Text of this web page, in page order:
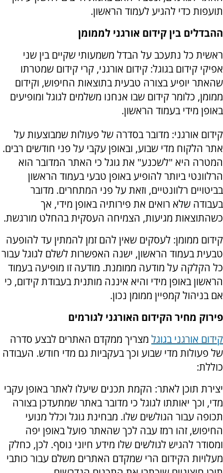
תועפות כדי להגיע לעמוד הראשון.
ההבדלים בין קידום אורגני לממומן
ראשית כל נתעכב על הבדל משמעותי שקיים בין שני
אפיקי קידום בגוגל: קידום אורגני, קרי קידום שמטרתו
שהאתר יופיע בצורה טבעית בתוצאות החיפוש, וקידום
ממומן, כלומר קידום שבו אנחנו משלמים לגוגל ומופיעים
באופן מידי בעמוד הראשון.
קידום אורגני: מדובר בסדרה של פעולות שמבוצעות על
אתר הלקוח מדי שבוע, ובאופן עקבי על פני חודשים רבים.
המטרה היא "לשכנע" את גוגל כי האתר המדובר הוא
הרלוונטי ביותר להופיע באופן טבעי בעמוד הראשון
בביטויים רלוונטיים, וזאת על פני המתחרים. מדובר
בעבודה שלא רואים את פירותיה באופן מידי, אך
כשהתוצאות מגיעות, הצמיחה העסקית בהחלט מורגשת.
קידום ממומן: לעסקים שאין להם זמן להמתין עד להופעה
טבעית בעמוד הראשון, ישנה האפשרות לשלם לגוגל עבור
כל הקלקה על מודעה ממומנת. מודעה זו מופיעה בעמוד
הראשון באופן מידי והיא איננה מותנית בעבודת קידום, כי
אם בניהול קמפיין ממומן נכון.
פירוק מחיר הקידום האורגני לגורמים
קידום אורגני בגוגל מצריך ממקדם האתרים לבצע סדרה
של פעולות מדי שבוע וכך בעקביות גם מדי חודש. העבודה
כוללת:
יצירת תוכן לאתר: הקמת תכנים שיעלו לאתר באופן עקבי
מדי, וכך יאותתו לגוגל כי מדובר באתר שמתעדכן בצורה
תכופה עבור הגולשים שלו. מבחינת גוגל וכלל מנועי
החיפוש, זהו רמז עבה לכך שהאתר פועל באופן יפה
ומסודר להגיש לגולשים שלו מידע חיוני נוסף. לכן, כחלק
מעלויות הקידום הרי שמקדם האתרים משלם עבור כותבי